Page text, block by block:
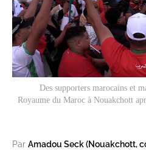
Des supporters marocains et
Royaume du Maroc à Nouakchott
Par Amadou Seck (Nouakchott,